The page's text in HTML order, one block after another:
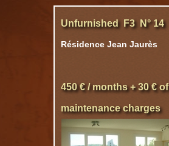
Unfurnished F3 N° 14
Résidence Jean Jaurès
450 € / months + 30 € of
maintenance charges